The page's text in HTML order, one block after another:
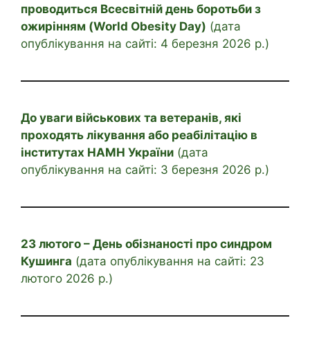
проводиться Всесвітній день боротьби з
ожирінням (World Obesity Day) (дата
опублікування на сайті: 4 березня 2026 р.)
До уваги військових та ветеранів, які
проходять лікування або реабілітацію в
інститутах НАМН України (дата
опублікування на сайті: 3 березня 2026 р.)
23 лютого – День обізнаності про синдром
Кушинга (дата опублікування на сайті: 23
лютого 2026 р.)